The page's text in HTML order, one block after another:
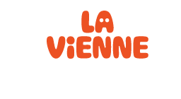
Panneau de gestion des cookies